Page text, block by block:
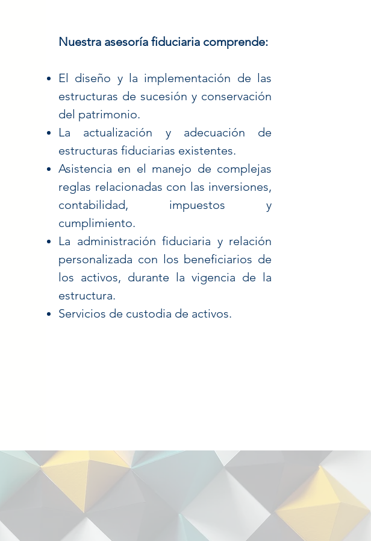
Nuestra asesoría fiduciaria comprende:
El diseño y la implementación de las
estructuras de sucesión y conservación
del patrimonio.
La actualización y adecuación de
estructuras fiduciarias existentes.
Asistencia en el manejo de complejas
reglas relacionadas con las inversiones,
contabilidad, impuestos y
cumplimiento.
La administración fiduciaria y relación
personalizada con los beneficiarios de
los activos, durante la vigencia de la
estructura.
Servicios de custodia de activos.